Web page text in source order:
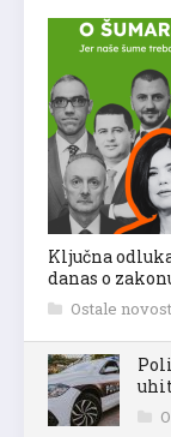
Ključna
danas o
Ostale